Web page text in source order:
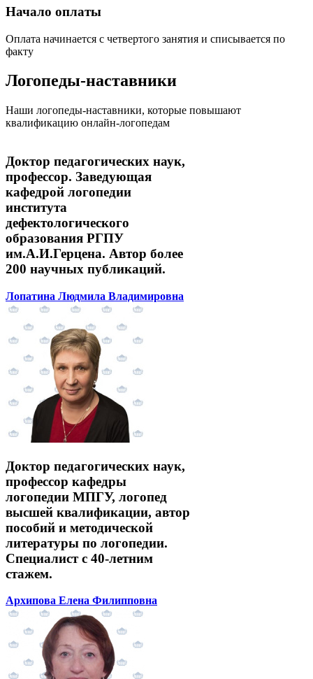
Начало оплаты
Оплата начинается с четвертого занятия и списывается по
факту
Логопеды-наставники
Наши логопеды-наставники, которые повышают
квалификацию онлайн-логопедам
Доктор педагогических наук,
профессор. Заведующая
кафедрой логопедии
института
дефектологического
образования РГПУ
им.А.И.Герцена. Автор более
200 научных публикаций.
Лопатина Людмила Владимировна
Доктор педагогических наук,
профессор кафедры
логопедии МПГУ, логопед
высшей квалификации, автор
пособий и методической
литературы по логопедии.
Специалист с 40-летним
стажем.
Архипова Елена Филипповна